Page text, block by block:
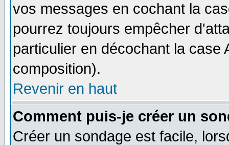
vos messages en cochant la
pourrez toujours empêcher
particulier en décochant la
composition).
Revenir en haut
Comment puis-je créer un
Créer un sondage est facile,